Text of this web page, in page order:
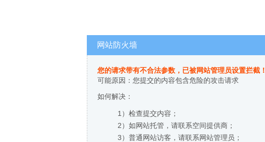
网站防火墙
您的请求带有不合法参数，已被网站管理员设置拦截！
可能原因：您提交的内容包含危险的攻击请求
如何解决：
1）检查提交内容；
2）如网站托管，请联系空间提供商；
3）普通网站访客，请联系网站管理员；